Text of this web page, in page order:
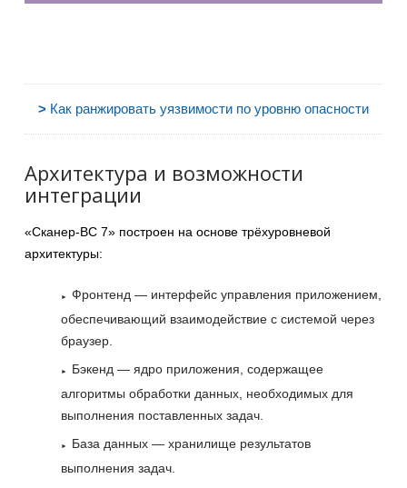
> Как ранжировать уязвимости по уровню опасности
Архитектура и возможности
интеграции
«Сканер-ВС 7» построен на основе трёхуровневой
архитектуры:
Фронтенд — интерфейс управления приложением,
обеспечивающий взаимодействие с системой через
браузер.
Бэкенд — ядро приложения, содержащее
алгоритмы обработки данных, необходимых для
выполнения поставленных задач.
База данных — хранилище результатов
выполнения задач.